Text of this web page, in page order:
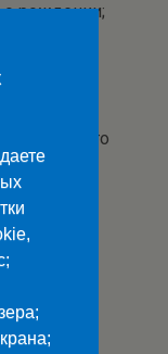
о рождении;
ли на
из учебного